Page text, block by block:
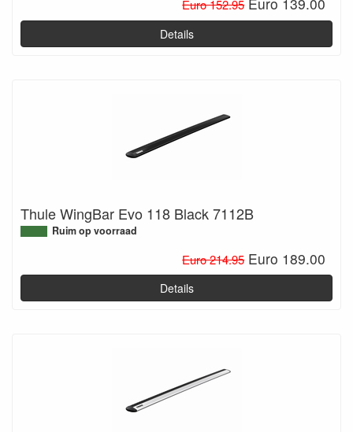
Euro 152.95
Details
Thule WingBar Evo 118 Black 7112B
Ruim op voorraad
Euro 214.95 Euro 189.00
Details